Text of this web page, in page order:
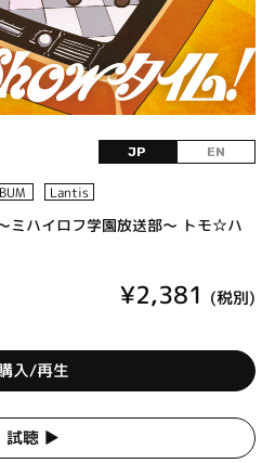
JP EN
Lantis
ミハイロフ学園放送部～ トモ☆ハ
¥2,381 (税別)
入/再生
試聴 ▶︎